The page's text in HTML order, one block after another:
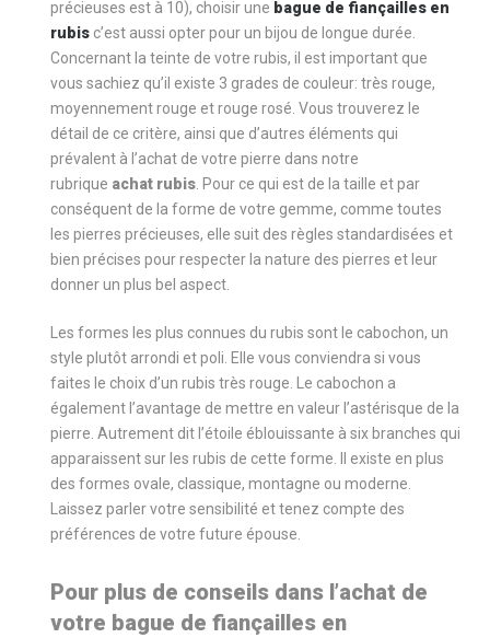
précieuses est à 10), choisir une bague de fiançailles en
rubis c’est aussi opter pour un bijou de longue durée.
Concernant la teinte de votre rubis, il est important que
vous sachiez qu’il existe 3 grades de couleur: très rouge,
moyennement rouge et rouge rosé. Vous trouverez le
détail de ce critère, ainsi que d’autres éléments qui
prévalent à l’achat de votre pierre dans notre
rubrique achat rubis. Pour ce qui est de la taille et par
conséquent de la forme de votre gemme, comme toutes
les pierres précieuses, elle suit des règles standardisées et
bien précises pour respecter la nature des pierres et leur
donner un plus bel aspect.
Les formes les plus connues du rubis sont le cabochon, un
style plutôt arrondi et poli. Elle vous conviendra si vous
faites le choix d’un rubis très rouge. Le cabochon a
également l’avantage de mettre en valeur l’astérisque de la
pierre. Autrement dit l’étoile éblouissante à six branches qui
apparaissent sur les rubis de cette forme. Il existe en plus
des formes ovale, classique, montagne ou moderne.
Laissez parler votre sensibilité et tenez compte des
préférences de votre future épouse.
Pour plus de conseils dans l’achat de
votre bague de fiançailles en